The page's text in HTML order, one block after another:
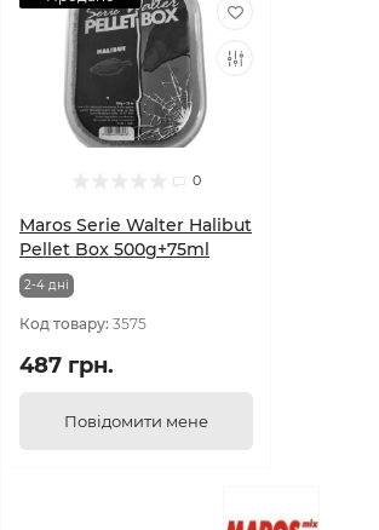
0
Maros Serie Walter Halibut
Pellet Box 500g+75ml
2-4 днi
Код товару: 3575
487 грн.
Повідомити мене